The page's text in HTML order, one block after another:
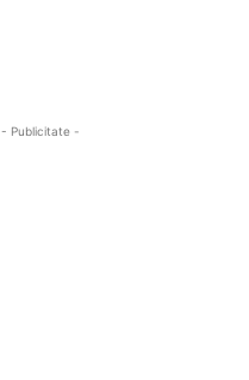
- Publicitate -